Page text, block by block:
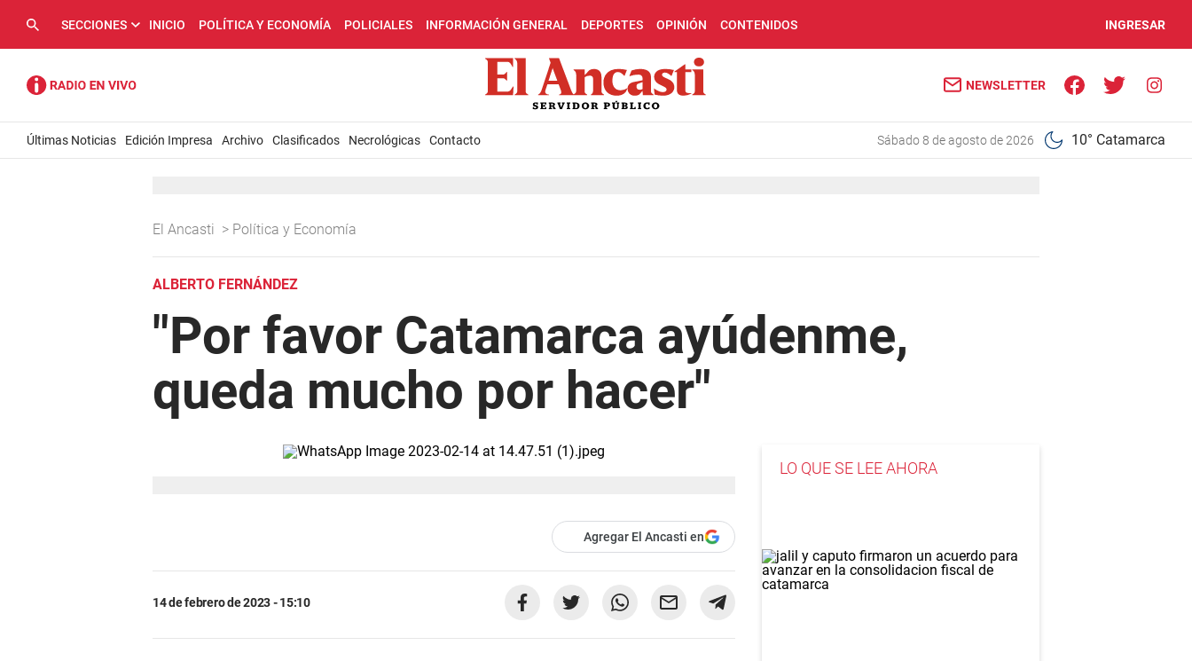
SECCIONES INICIO POLÍTICA Y ECONOMÍA POLICIALES INFORMACIÓN GENERAL DEPORTES OPINIÓN CONTENIDOS INGRESAR
NEWSLETTER
Últimas Noticias Edición Impresa Archivo Clasificados Necrológicas Contacto sábado 8 de agosto de 2026 10° Catamarca
El Ancasti > Política y Economía
ALBERTO FERNÁNDEZ
"Por favor Catamarca ayúdenme,
queda mucho por hacer"
Agregar El Ancasti en
14 de febrero de 2023 - 15:10
LO QUE SE LEE AHORA